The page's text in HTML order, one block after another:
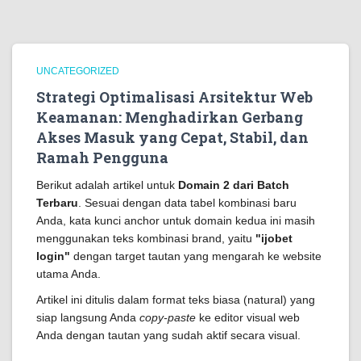
UNCATEGORIZED
Strategi Optimalisasi Arsitektur Web
Keamanan: Menghadirkan Gerbang
Akses Masuk yang Cepat, Stabil, dan
Ramah Pengguna
Berikut adalah artikel untuk Domain 2 dari Batch
Terbaru . Sesuai dengan data tabel kombinasi baru
Anda, kata kunci anchor untuk domain kedua ini masih
menggunakan teks kombinasi brand, yaitu "ijobet
login" dengan target tautan yang mengarah ke website
utama Anda.
Artikel ini ditulis dalam format teks biasa (natural) yang
siap langsung Anda copy-paste ke editor visual web
Anda dengan tautan yang sudah aktif secara visual.